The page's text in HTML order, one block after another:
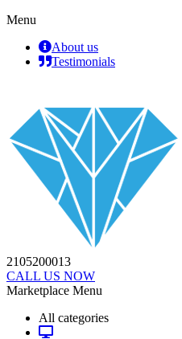
Menu
About us
Testimonials
2105200013
CALL US NOW
Marketplace Menu
All categories